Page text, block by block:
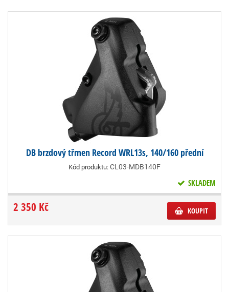
DB brzdový třmen Record WRL13s, 140/160 přední
Kód produktu: CL03-MDB140F
SKLADEM
2 350 Kč KOUPIT